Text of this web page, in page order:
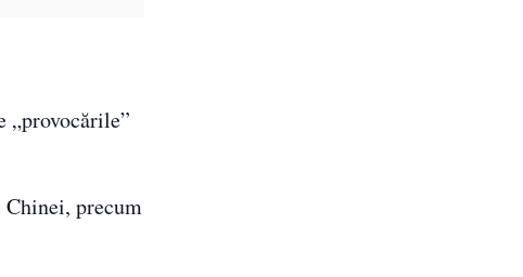
„provocările”
precum